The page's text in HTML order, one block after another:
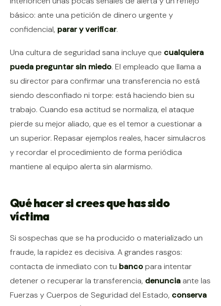
básico: ante una petición de dinero urgente y
confidencial, parar y verificar.
Una cultura de seguridad sana incluye que cualquiera
pueda preguntar sin miedo. El empleado que llama a
su director para confirmar una transferencia no está
siendo desconfiado ni torpe: está haciendo bien su
trabajo. Cuando esa actitud se normaliza, el ataque
pierde su mejor aliado, que es el temor a cuestionar a
un superior. Repasar ejemplos reales, hacer simulacros
y recordar el procedimiento de forma periódica
mantiene al equipo alerta sin alarmismo.
Qué hacer si crees que has sido
víctima
Si sospechas que se ha producido o materializado un
fraude, la rapidez es decisiva. A grandes rasgos:
contacta de inmediato con tu bancopara intentar
detener o recuperar la transferencia, denunciaante las
Fuerzas y Cuerpos de Seguridad del Estado, conserva